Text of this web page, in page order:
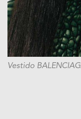
Vestido